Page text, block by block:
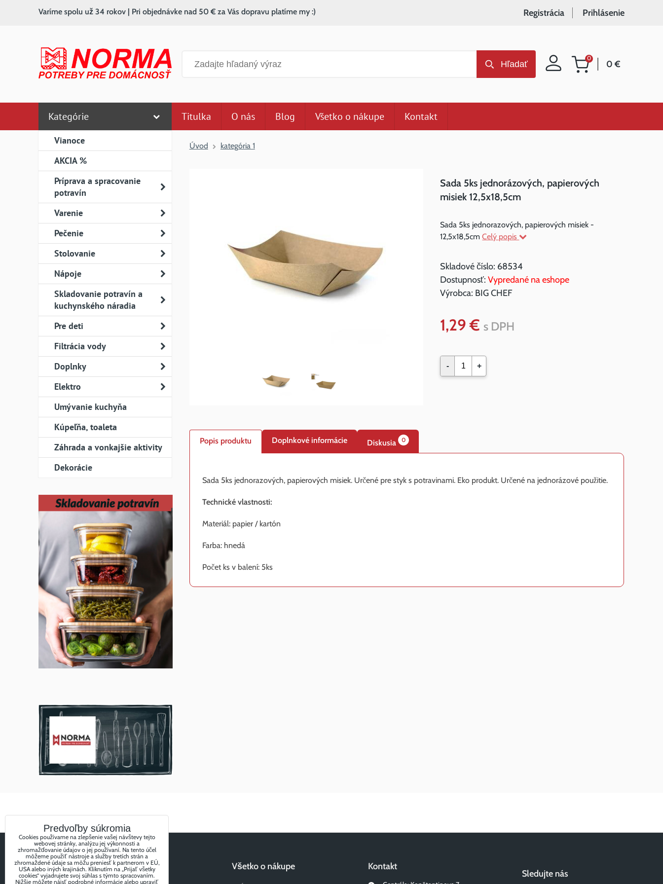
Nákupný
0
0 €
Hľadať
Varíme spolu už 34 rokov | Pri objednávke nad 50 € za Vás dopravu platíme my :) Registrácia Prihlásenie
Kategórie
Vianoce
AKCIA %
Príprava a spracovanie
potravín
Varenie
Pečenie
Stolovanie
Nápoje
Skladovanie potravín a
kuchynského náradia
Pre deti
Filtrácia vody
Doplnky
Elektro
Umývanie kuchyňa
Kúpeľňa, toaleta
Záhrada a vonkajšie aktivity
Dekorácie
Titulka O nás Blog Všetko o nákupe Kontakt
Úvod kategória 1
Sada 5ks jednorázových, papierových
misiek 12,5x18,5cm
Sada 5ks jednorazových, papierových misiek -
12,5x18,5cm Celý popis
Skladové číslo: 68534
Dostupnosť:Vypredané na eshope
Výrobca: BIG CHEF
1,29 € s DPH
- +
Popis produktu Doplnkové informácie Diskusia 0
Sada 5ks jednorazových, papierových misiek. Určené pre styk s potravinami. Eko produkt. Určené na jednorázové použitie.
Technické vlastnosti:
Materiál: papier / kartón
Farba: hnedá
Počet ks v balení: 5ks
Všetko o nákupe Kontakt
Sledujte nás
Predvoľby súkromia
Cookies používame na zlepšenie vašej návštevy tejto
webovej stránky, analýzu jej výkonnosti a
zhromažďovanie údajov o jej používaní. Na tento účel
môžeme použiť nástroje a služby tretích strán a
zhromaždené údaje sa môžu preniesť k partnerom v EÚ,
USA alebo iných krajinách. Kliknutím na „Prijať všetky
cookies“ vyjadrujete svoj súhlas s týmto spracovaním.
Nižšie môžete nájsť podrobné informácie alebo upraviť